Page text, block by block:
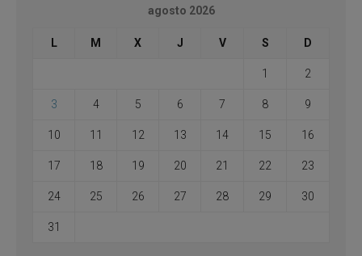
agosto 2026
L M X J V S D
1 2
3 4 5 6 7 8 9
10 11 12 13 14 15 16
17 18 19 20 21 22 23
24 25 26 27 28 29 30
31